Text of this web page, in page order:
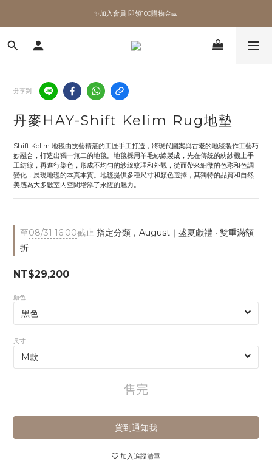
✨加入會員 即領100購物金🎫
✨加入會員 即領100購物金🎫
全館滿額現折🔥
✨加入會員 即領100購物金🎫
分享到
丹麥HAY-Shift Kelim Rug地墊
Shift Kelim 地毯由技藝精湛的工匠手工打造，將現代圖案與古老的地毯製作工藝巧
妙融合，打造出獨一無二的地毯。地毯採用羊毛紗線製成，先在傳統的紡紗機上手
工紡線，再進行染色，形成不均勻的紗線紋理和外觀，從而帶來細微的色彩和色調
變化，展現地毯的本真本質。地毯提供多種尺寸和顏色選擇，其獨特的品質和自然
美感為大多數室內空間增添了永恆的魅力。
至08/31 16:00截止 指定分類，August｜盛夏獻禮 ‧ 雙重滿額
折
NT$29,200
顏色
尺寸
售完
貨到通知我
加入追蹤清單